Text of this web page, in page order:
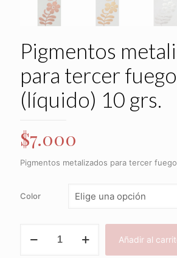
Pigmentos
para tercer fuego
(líquido) 10 grs.
$7.000
Pigmentos metalizados para tercer fuego
Color
metalizados
Añadir al